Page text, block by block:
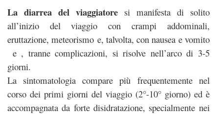
La diarrea del viaggiatoresi manifesta di solito
all’inizio del viaggio con crampi addominali,
eruttazione, meteorismo e, talvolta, con nausea e vomito
e , tranne complicazioni, si risolve nell’arco di 3-5
giorni.
La sintomatologia compare più frequentemente nel
corso dei primi giorni del viaggio (2°-10° giorno) ed è
accompagnata da forte disidratazione, specialmente nei